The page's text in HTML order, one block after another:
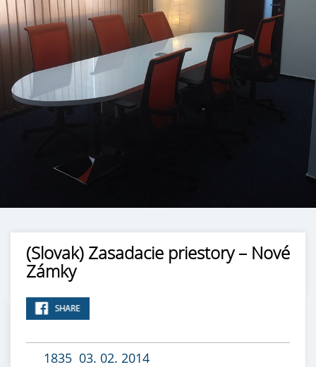
(Slovak) Zasadacie priestory – Nové
Zámky
1835 03. 02. 2014